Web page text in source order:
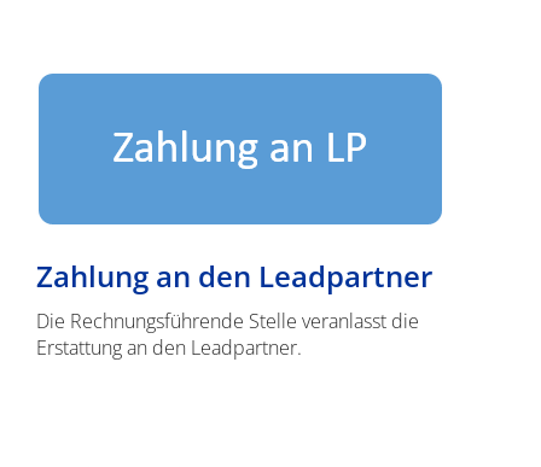
Zahlung an den Leadpartner
Die Rechnungsführende Stelle veranlasst die
Erstattung an den Leadpartner.